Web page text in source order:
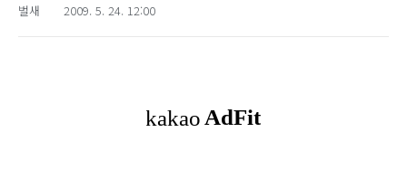
벌새 2009. 5. 24. 12:00